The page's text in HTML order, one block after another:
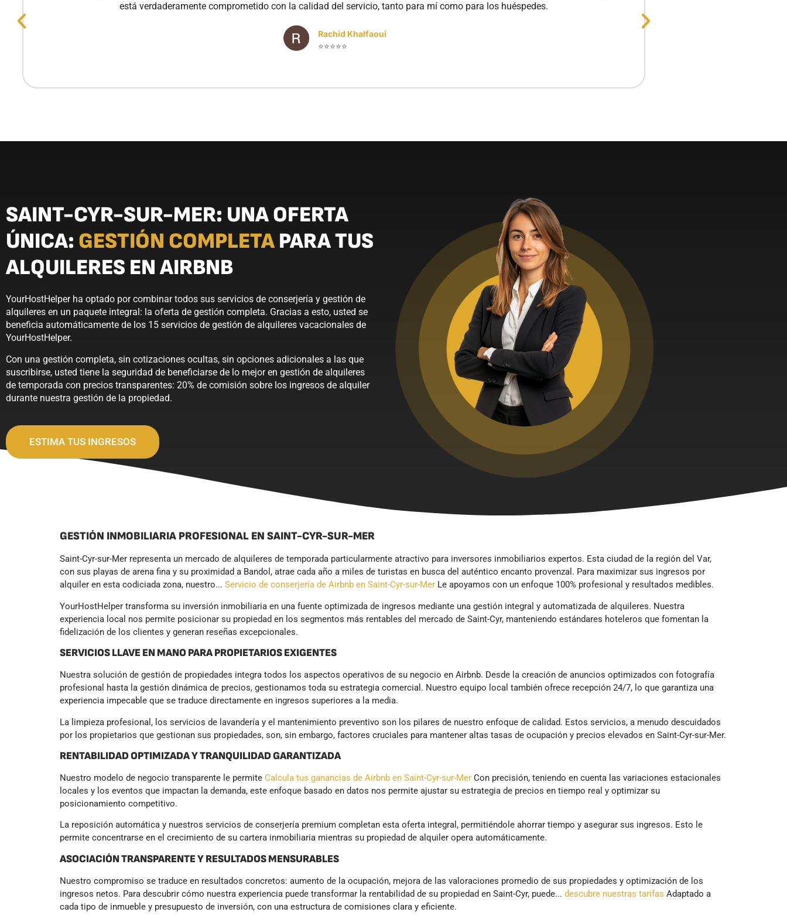
está verdaderamente comprometido con la calidad del servicio, tanto para mí como para los huéspedes.
Rachid Khalfaoui
⭐⭐⭐⭐⭐
SAINT-CYR-SUR-MER: UNA OFERTA
ÚNICA: GESTIÓN COMPLETA PARA TUS
ALQUILERES EN AIRBNB
YourHostHelper ha optado por combinar todos sus servicios de conserjería y gestión de
alquileres en un paquete integral: la oferta de gestión completa. Gracias a esto, usted se
beneficia automáticamente de los 15 servicios de gestión de alquileres vacacionales de
YourHostHelper.
Con una gestión completa, sin cotizaciones ocultas, sin opciones adicionales a las que
suscribirse, usted tiene la seguridad de beneficiarse de lo mejor en gestión de alquileres
de temporada con precios transparentes: 20% de comisión sobre los ingresos de alquiler
durante nuestra gestión de la propiedad.
ESTIMA TUS INGRESOS
GESTIÓN INMOBILIARIA PROFESIONAL EN SAINT-CYR-SUR-MER
Saint-Cyr-sur-Mer representa un mercado de alquileres de temporada particularmente atractivo para inversores inmobiliarios expertos. Esta ciudad de la región del Var,
con sus playas de arena fina y su proximidad a Bandol, atrae cada año a miles de turistas en busca del auténtico encanto provenzal. Para maximizar sus ingresos por
alquiler en esta codiciada zona, nuestro... Servicio de conserjería de Airbnb en Saint-Cyr-sur-Mer Le apoyamos con un enfoque 100% profesional y resultados medibles.
YourHostHelper transforma su inversión inmobiliaria en una fuente optimizada de ingresos mediante una gestión integral y automatizada de alquileres. Nuestra
experiencia local nos permite posicionar su propiedad en los segmentos más rentables del mercado de Saint-Cyr, manteniendo estándares hoteleros que fomentan la
fidelización de los clientes y generan reseñas excepcionales.
SERVICIOS LLAVE EN MANO PARA PROPIETARIOS EXIGENTES
Nuestra solución de gestión de propiedades integra todos los aspectos operativos de su negocio en Airbnb. Desde la creación de anuncios optimizados con fotografía
profesional hasta la gestión dinámica de precios, gestionamos toda su estrategia comercial. Nuestro equipo local también ofrece recepción 24/7, lo que garantiza una
experiencia impecable que se traduce directamente en ingresos superiores a la media.
La limpieza profesional, los servicios de lavandería y el mantenimiento preventivo son los pilares de nuestro enfoque de calidad. Estos servicios, a menudo descuidados
por los propietarios que gestionan sus propiedades, son, sin embargo, factores cruciales para mantener altas tasas de ocupación y precios elevados en Saint-Cyr-sur-Mer.
RENTABILIDAD OPTIMIZADA Y TRANQUILIDAD GARANTIZADA
Nuestro modelo de negocio transparente le permite Calcula tus ganancias de Airbnb en Saint-Cyr-sur-Mer Con precisión, teniendo en cuenta las variaciones estacionales
locales y los eventos que impactan la demanda, este enfoque basado en datos nos permite ajustar su estrategia de precios en tiempo real y optimizar su
posicionamiento competitivo.
La reposición automática y nuestros servicios de conserjería premium completan esta oferta integral, permitiéndole ahorrar tiempo y asegurar sus ingresos. Esto le
permite concentrarse en el crecimiento de su cartera inmobiliaria mientras su propiedad de alquiler opera automáticamente.
ASOCIACIÓN TRANSPARENTE Y RESULTADOS MENSURABLES
Nuestro compromiso se traduce en resultados concretos: aumento de la ocupación, mejora de las valoraciones promedio de sus propiedades y optimización de los
ingresos netos. Para descubrir cómo nuestra experiencia puede transformar la rentabilidad de su propiedad en Saint-Cyr, puede... descubre nuestras tarifas Adaptado a
cada tipo de inmueble y presupuesto de inversión, con una estructura de comisiones clara y eficiente.